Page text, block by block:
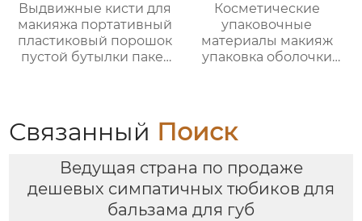
Выдвижные кисти для
макияжа портативный
пластиковый порошок
пустой бутылки пакет
Косметические
упаковочные
материалы макияж
упаковка оболочки
глянцевый УФ
пластиковых оболочек
Связанный Поиск
Ведущая страна по продаже
дешевых симпатичных тюбиков для
бальзама для губ